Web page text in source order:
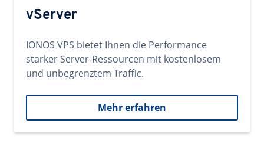
vServer
IONOS VPS bietet Ihnen die Performance
starker Server-Ressourcen mit kostenlosem
und unbegrenztem Traffic.
Mehr erfahren